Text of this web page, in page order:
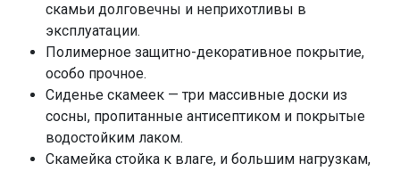
скамьи долговечны и неприхотливы в
эксплуатации.
Полимерное защитно-декоративное покрытие,
особо прочное.
Сиденье скамеек — три массивные доски из
сосны, пропитанные антисептиком и покрытые
водостойким лаком.
Скамейка стойка к влаге, и большим нагрузкам,